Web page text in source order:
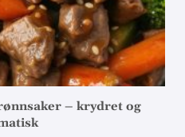
– krydret og